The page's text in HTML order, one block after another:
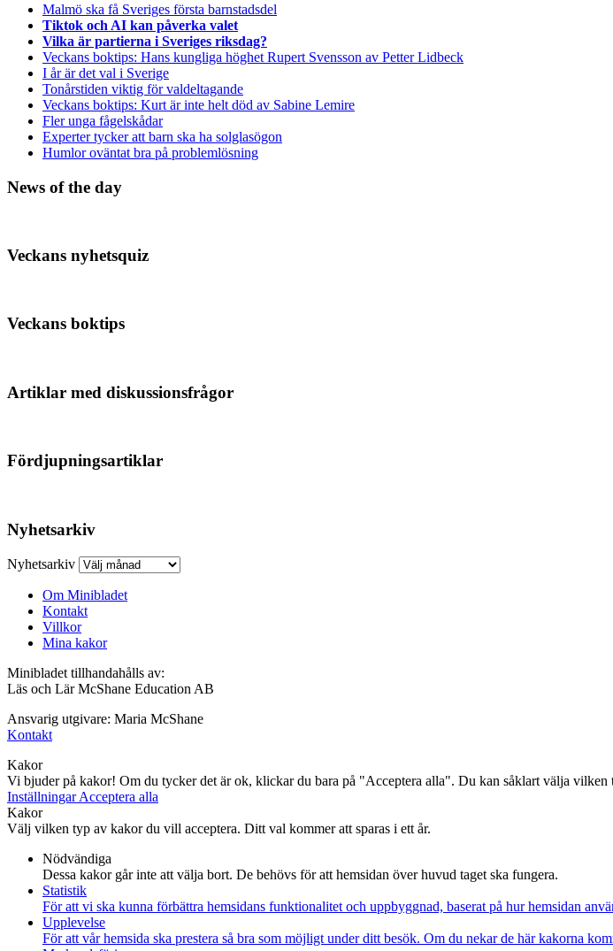
Malmö ska få Sveriges första barnstadsdel
Tiktok och AI kan påverka valet
Vilka är partierna i Sveriges riksdag?
Veckans boktips: Hans kungliga höghet Rupert Svensson av Petter Lidbeck
I år är det val i Sverige
Tonårstiden viktig för valdeltagande
Veckans boktips: Kurt är inte helt död av Sabine Lemire
Fler unga fågelskådar
Experter tycker att barn ska ha solglasögon
Humlor oväntat bra på problemlösning
News of the day
Veckans nyhetsquiz
Veckans boktips
Artiklar med diskussionsfrågor
Fördjupningsartiklar
Nyhetsarkiv
Nyhetsarkiv
Om Minibladet
Kontakt
Villkor
Mina kakor
Minibladet tillhandahålls av:
Läs och Lär McShane Education AB
Ansvarig utgivare: Maria McShane
Kontakt
Kakor
Vi bjuder på kakor! Om du tycker det är ok, klickar du bara på "Acceptera alla". Du kan såklart välja
InställningarAcceptera alla
Kakor
Välj vilken typ av kakor du vill acceptera. Ditt val kommer att sparas i ett år.
Nödvändiga
Dessa kakor går inte att välja bort. De behövs för att hemsidan över huvud taget ska fungera.
Statistik
För att vi ska kunna förbättra hemsidans funktionalitet och uppbyggnad, baserat på hur hemsidan
Upplevelse
För att vår hemsida ska prestera så bra som möjligt under ditt besök. Om du nekar de här kakorna